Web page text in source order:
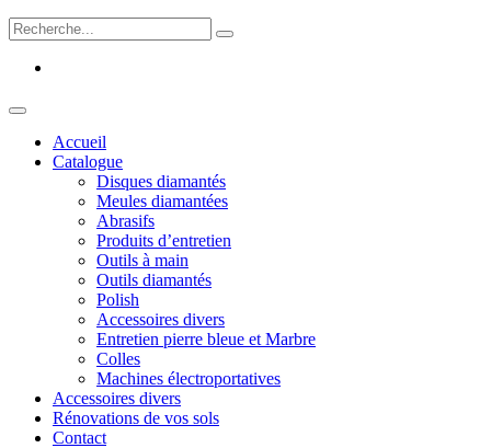
Accueil
Catalogue
Disques diamantés
Meules diamantées
Abrasifs
Produits d’entretien
Outils à main
Outils diamantés
Polish
Accessoires divers
Entretien pierre bleue et Marbre
Colles
Machines électroportatives
Accessoires divers
Rénovations de vos sols
Contact